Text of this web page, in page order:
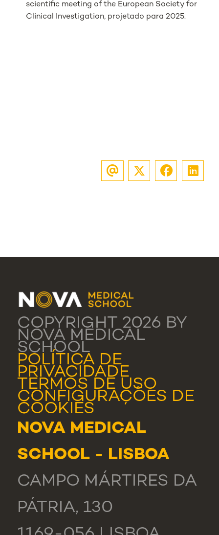
scientific meeting of the European Society for
Clinical Investigation, projetado para 2025.
COPYRIGHT 2026 BY
NOVA MEDICAL
SCHOOL
POLÍTICA DE
PRIVACIDADE
TERMOS DE USO
CONFIGURAÇÕES DE
COOKIES
NOVA MEDICAL
SCHOOL - LISBOA
CAMPO MÁRTIRES DA
PÁTRIA, 130